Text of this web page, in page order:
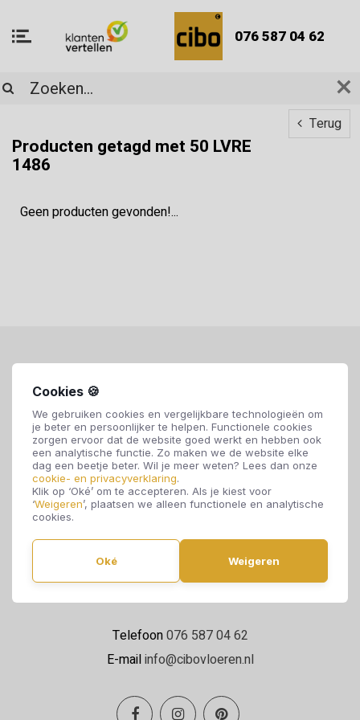
Cookies 🍪
We gebruiken cookies en vergelijkbare technologieën om
je beter en persoonlijker te helpen. Functionele cookies
zorgen ervoor dat de website goed werkt en hebben ook
een analytische functie. Zo maken we de website elke
dag een beetje beter. Wil je meer weten? Lees dan onze
cookie- en privacyverklaring.
Klik op ‘Oké’ om te accepteren. Als je kiest voor
‘Weigeren’, plaatsen we alleen functionele en analytische
cookies.
Oké Weigeren
076 587 04 62
Terug
Producten getagd met 50 LVRE
1486
Geen producten gevonden!...
Cibo Vloeren
4814 NE Breda
Maandag t/m zaterdag 09:00 - 17:00
Telefoon076 587 04 62
E-mailinfo@cibovloeren.nl